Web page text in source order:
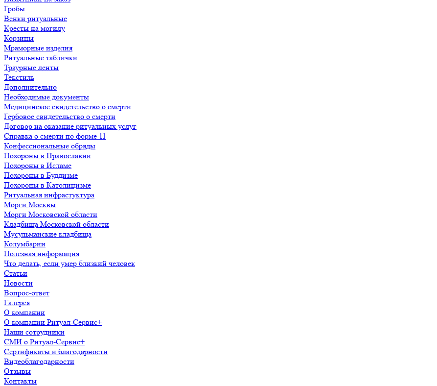
Гробы
Венки ритуальные
Кресты на могилу
Корзины
Мраморные изделия
Ритуальные таблички
Траурные ленты
Текстиль
Дополнительно
Необходимые документы
Медицинское свидетельство о смерти
Гербовое свидетельство о смерти
Договор на оказание ритуальных услуг
Справка о смерти по форме 11
Конфессиональные обряды
Похороны в Православии
Похороны в Исламе
Похороны в Буддизме
Похороны в Католицизме
Ритуальная инфрастуктура
Морги Москвы
Морги Московской области
Кладбища Московской области
Мусульманские кладбища
Колумбарии
Полезная информация
Что делать, если умер близкий человек
Статьи
Новости
Вопрос-ответ
Галерея
О компании
О компании Ритуал-Сервис+
Наши сотрудники
СМИ о Ритуал-Сервис+
Сертификаты и благодарности
Видеоблагодарности
Отзывы
Контакты